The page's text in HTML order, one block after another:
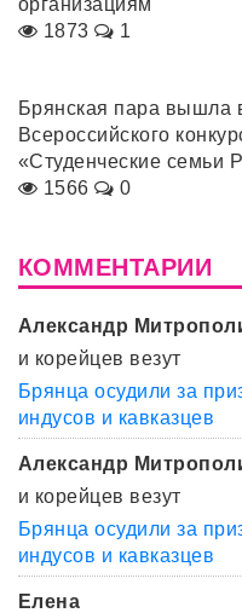
1873
1
Брянская пара вышла
Всероссийского
«Студенческие семьи
1566
0
КОММЕНТАРИИ
Александр
и корейцев везут
Брянца осудили за
индусов и кавказцев
Александр
и корейцев везут
Брянца осудили за
индусов и кавказцев
Елена